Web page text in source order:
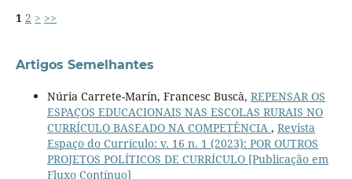
1 2 > >>
Artigos Semelhantes
Núria Carrete-Marín, Francesc Buscà, REPENSAR OS
ESPAÇOS EDUCACIONAIS NAS ESCOLAS RURAIS NO
CURRÍCULO BASEADO NA COMPETÊNCIA , Revista
Espaço do Currículo: v. 16 n. 1 (2023): POR OUTROS
PROJETOS POLÍTICOS DE CURRÍCULO [Publicação em
Fluxo Contínuo]